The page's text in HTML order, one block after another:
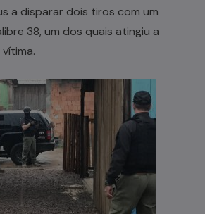
a disparar dois tiros com um
38, um dos quais atingiu a